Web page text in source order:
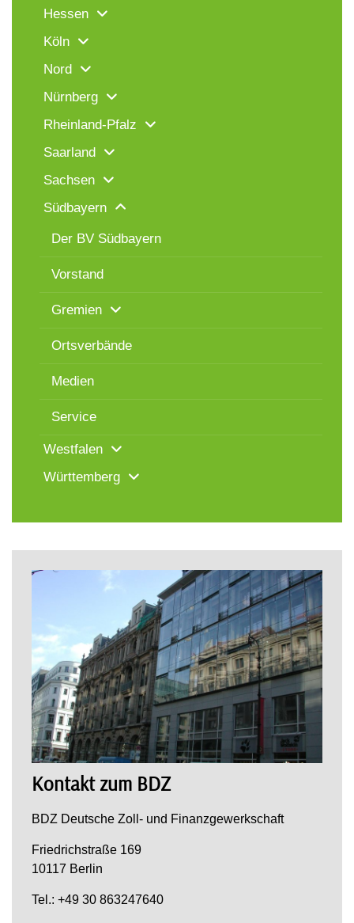
Hessen
Köln
Nord
Nürnberg
Rheinland-Pfalz
Saarland
Sachsen
Südbayern
Der BV Südbayern
Vorstand
Gremien
Ortsverbände
Medien
Service
Westfalen
Württemberg
Kontakt zum BDZ
BDZ Deutsche Zoll- und Finanzgewerkschaft
Friedrichstraße 169
10117 Berlin
Tel.: +49 30 863247640